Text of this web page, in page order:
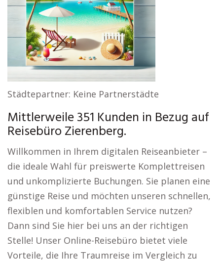
Städtepartner: Keine Partnerstädte
Mittlerweile 351 Kunden in Bezug auf
Reisebüro Zierenberg.
Willkommen in Ihrem digitalen Reiseanbieter –
die ideale Wahl für preiswerte Komplettreisen
und unkomplizierte Buchungen. Sie planen eine
günstige Reise und möchten unseren schnellen,
flexiblen und komfortablen Service nutzen?
Dann sind Sie hier bei uns an der richtigen
Stelle! Unser Online-Reisebüro bietet viele
Vorteile, die Ihre Traumreise im Vergleich zu